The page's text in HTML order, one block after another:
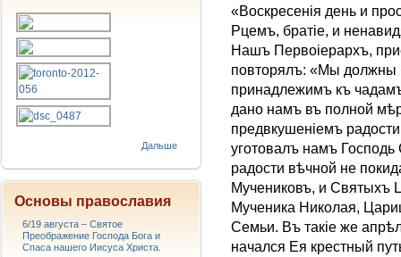
«Воскресенiя день и
Рцемъ, братie, и
Нашъ Первоіерархъ,
повторялъ: «Мы должны
принадлежимъ къ
дано намъ въ полной
предвкушеніемъ
уготовалъ намъ
радости вѣчной не
Мучениковъ, и Святыхъ
Мученика Николая,
Семьи. Въ такіе же
начался Ея крестный
Дальше
Основы православия
6/19 августа – Святое
Преображение Господа Бога и
Спаса нашего Иисуса Христа.